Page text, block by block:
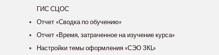
ГИС СЦОС
Отчет «Сводка по обучению»
Отчет «Время, затраченное на изучение курса»
Настройки темы оформления «СЭО 3КL»